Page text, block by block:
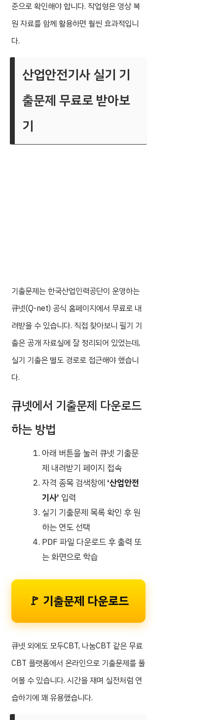
준으로 확인해야 합니다. 작업형은 영상 복
원 자료를 함께 활용하면 훨씬 효과적입니
다.
산업안전기사 실기 기
출문제 무료로 받아보
기
기출문제는 한국산업인력공단이 운영하는
큐넷(Q-net) 공식 홈페이지에서 무료로 내
려받을 수 있습니다. 직접 찾아보니 필기 기
출은 공개 자료실에 잘 정리되어 있었는데,
실기 기출은 별도 경로로 접근해야 했습니
다.
큐넷에서 기출문제 다운로드
하는 방법
아래 버튼을 눌러 큐넷 기출문
제 내려받기 페이지 접속
자격 종목 검색창에 ‘산업안전
기사’ 입력
실기 기출문제 목록 확인 후 원
하는 연도 선택
PDF 파일 다운로드 후 출력 또
는 화면으로 학습
🚩 기출문제 다운로드
큐넷 외에도 모두CBT, 나눔CBT 같은 무료
CBT 플랫폼에서 온라인으로 기출문제를 풀
어볼 수 있습니다. 시간을 재며 실전처럼 연
습하기에 꽤 유용했습니다.